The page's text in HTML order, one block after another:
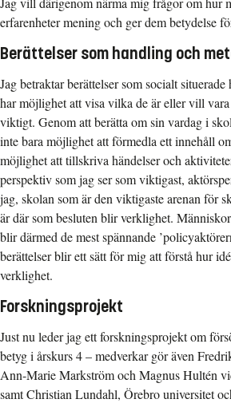
erfarenheter mening och ger dem betydelse
Berättelser som handling och
Jag betraktar berättelser som socialt
har möjlighet att visa vilka de är eller vill
viktigt. Genom att berätta om sin vardag i
inte bara möjlighet att förmedla ett innehåll
möjlighet att tillskriva händelser och
perspektiv som jag ser som viktigast,
jag, skolan som är den viktigaste arenan för
är där som besluten blir verklighet.
blir därmed de mest spännande
berättelser blir ett sätt för mig att förstå hur
verklighet.
Forskningsprojekt
Just nu leder jag ett forskningsprojekt om
betyg i årskurs 4 – medverkar gör även
Ann-Marie Markström och Magnus Hultén
samt Christian Lundahl, Örebro universitet